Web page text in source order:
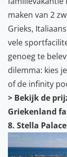
maken van 2
Grieks,
vele
genoeg te
dilemma: kies
of de infinity
> Bekijk de
Griekenland
8. Stella